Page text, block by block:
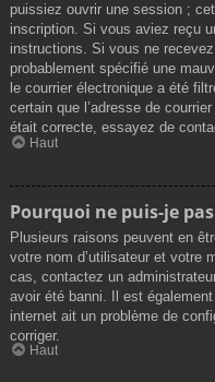
puissiez ouvrir une session ;
inscription. Si vous aviez reçu
instructions. Si vous ne
probablement spécifié une
le courrier électronique a été
certain que l’adresse de
était correcte, essayez de
Haut
Pourquoi ne puis-je
Plusieurs raisons peuvent en
votre nom d’utilisateur et votre
cas, contactez un
avoir été banni. Il est
internet ait un problème de
corriger.
Haut